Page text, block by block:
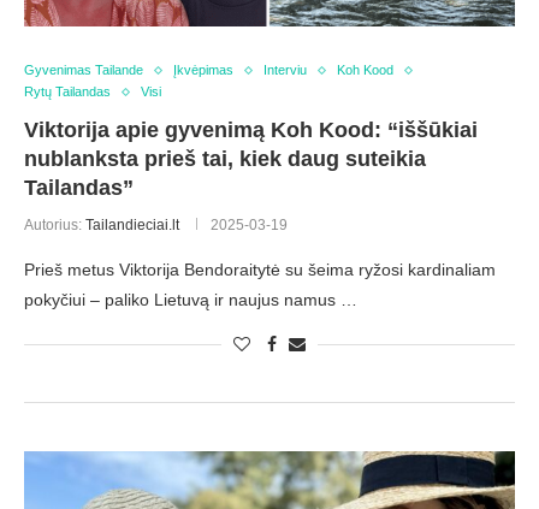
Gyvenimas Tailande Įkvėpimas Interviu
Koh Kood
Rytų Tailandas
Visi
Viktorija apie gyvenimą Koh Kood: “iššūkiai
nublanksta prieš tai, kiek daug suteikia
Tailandas”
Autorius: Tailandieciai.lt 2025-03-19
Prieš metus Viktorija Bendoraitytė su šeima ryžosi kardinaliam
pokyčiui – paliko Lietuvą ir naujus namus …